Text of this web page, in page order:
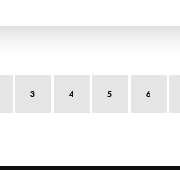
3 4 5 6